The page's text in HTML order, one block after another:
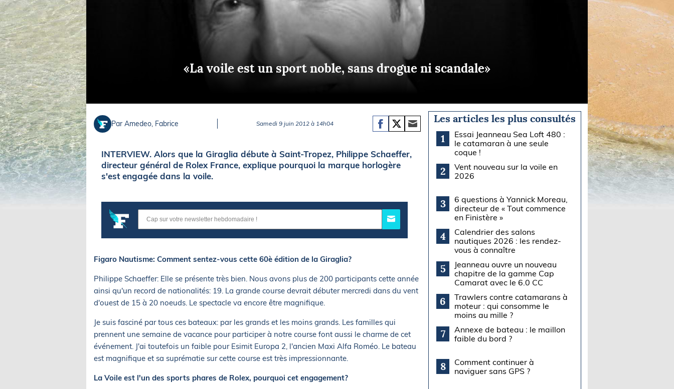
«La voile est un sport noble, sans drogue ni scandale»
Par Amedeo, Fabrice Samedi 9 juin 2012 à 14h04
INTERVIEW. Alors que la Giraglia débute à Saint-Tropez, Philippe Schaeffer,
directeur général de Rolex France, explique pourquoi la marque horlogère
s'est engagée dans la voile.
Figaro Nautisme: Comment sentez-vous cette 60è édition de la Giraglia?
Philippe Schaeffer: Elle se présente très bien. Nous avons plus de 200 participants cette année
ainsi qu'un record de nationalités: 19. La grande course devrait débuter mercredi dans du vent
d'ouest de 15 à 20 noeuds. Le spectacle va encore être magnifique.
Je suis fasciné par tous ces bateaux: par les grands et les moins grands. Les familles qui
prennent une semaine de vacance pour participer à notre course font aussi le charme de cet
événement. J'ai toutefois un faible pour Esimit Europa 2, l'ancien Maxi Alfa Roméo. Le bateau
est magnifique et sa suprématie sur cette course est très impressionnante.
La Voile est l'un des sports phares de Rolex, pourquoi cet engagement?
Les articles les plus consultés
1
Essai Jeanneau Sea Loft 480 :
le catamaran à une seule
coque !
2
Vent nouveau sur la voile en
2026
3
6 questions à Yannick Moreau,
directeur de « Tout commence
en Finistère »
4
Calendrier des salons
nautiques 2026 : les rendez-
vous à connaître
5
Jeanneau ouvre un nouveau
chapitre de la gamme Cap
Camarat avec le 6.0 CC
6
Trawlers contre catamarans à
moteur : qui consomme le
moins au mille ?
7
Annexe de bateau : le maillon
faible du bord ?
8
Comment continuer à
naviguer sans GPS ?